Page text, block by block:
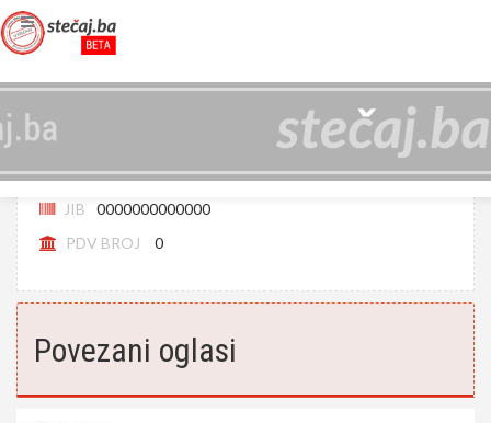
TRGOVINSKI MAGAZINI D.D. BOSANSKI
JIB
0000000000000
PDV BROJ
0
Povezani oglasi